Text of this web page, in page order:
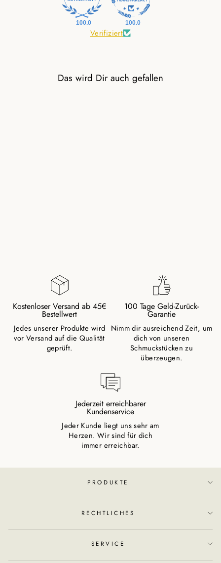
100.0 100.0
Verifiziert
Das wird Dir auch gefallen
Kostenloser Versand ab 45€
Bestellwert
Jedes unserer Produkte wird
vor Versand auf die Qualität
geprüft.
100 Tage Geld-Zurück-
Garantie
Nimm dir ausreichend Zeit, um
dich von unseren
Schmuckstücken zu
überzeugen.
Jederzeit erreichbarer
Kundenservice
Jeder Kunde liegt uns sehr am
Herzen. Wir sind für dich
immer erreichbar.
PRODUKTE
RECHTLICHES
SERVICE